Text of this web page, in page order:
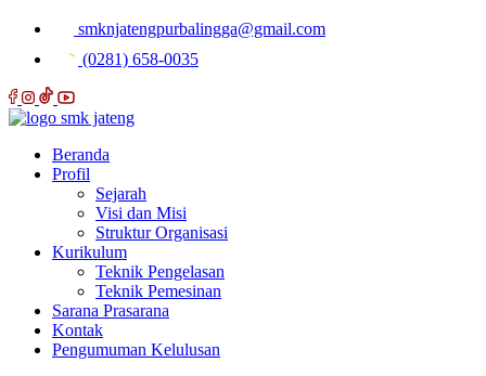
smknjatengpurbalingga@gmail.com
(0281) 658-0035
Beranda
Profil
Sejarah
Visi dan Misi
Struktur Organisasi
Kurikulum
Teknik Pengelasan
Teknik Pemesinan
Sarana Prasarana
Kontak
Pengumuman Kelulusan